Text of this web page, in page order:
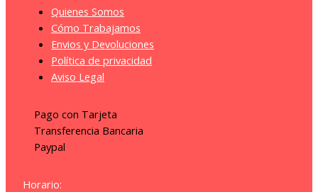
Quienes Somos
Cómo Trabajamos
Envios y Devoluciones
Política de privacidad
Aviso Legal
Pago con Tarjeta
Transferencia Bancaria
Paypal
Horario: